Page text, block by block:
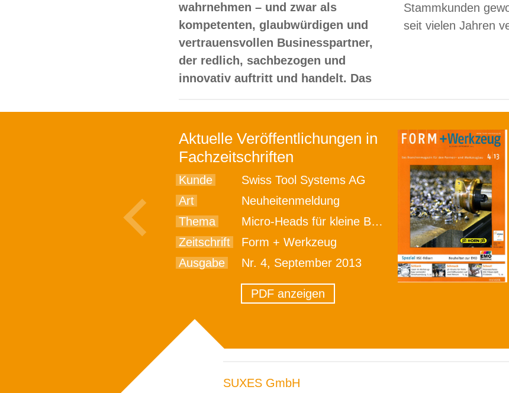
wahrnehmen – und zwar als
kompetenten, glaubwürdigen und
vertrauensvollen Businesspartner,
der redlich, sachbezogen und
innovativ auftritt und handelt. Das
Stammkunden
seit vielen Jahren
Aktuelle Veröffentlichungen in
Fachzeitschriften
Kunde
Swiss Tool Systems AG
Art
Neuheitenmeldung
Thema
Micro-Heads für kleine Bohrungen
Zeitschrift
Form + Werkzeug
Ausgabe
Nr. 4, September 2013
PDF anzeigen
SUXES GmbH